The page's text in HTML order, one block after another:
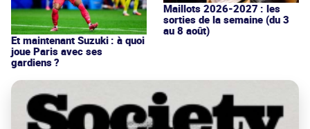
Et maintenant Suzuki : à quoi
joue Paris avec ses
gardiens ?
Maillots 2026-2027 : les
sorties de la semaine (du 3
au 8 août)